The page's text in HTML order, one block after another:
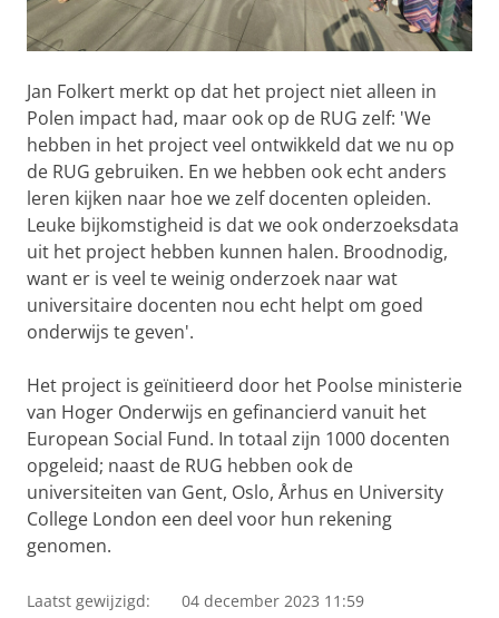
Jan Folkert merkt op dat het project niet alleen in
Polen impact had, maar ook op de RUG zelf: 'We
hebben in het project veel ontwikkeld dat we nu op
de RUG gebruiken. En we hebben ook echt anders
leren kijken naar hoe we zelf docenten opleiden.
Leuke bijkomstigheid is dat we ook onderzoeksdata
uit het project hebben kunnen halen. Broodnodig,
want er is veel te weinig onderzoek naar wat
universitaire docenten nou echt helpt om goed
onderwijs te geven'.
Het project is geïnitieerd door het Poolse ministerie
van Hoger Onderwijs en gefinancierd vanuit het
European Social Fund. In totaal zijn 1000 docenten
opgeleid; naast de RUG hebben ook de
universiteiten van Gent, Oslo, Århus en University
College London een deel voor hun rekening
genomen.
Laatst gewijzigd: 04 december 2023 11:59